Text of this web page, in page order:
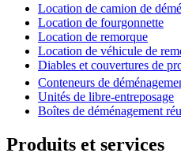
Location de camion de
Location de fourgonnette
Location de remorque
Location de véhicule de
Diables et couvertures de
Conteneurs de
Unités de libre-entreposage
Boîtes de déménagement
Produits et services